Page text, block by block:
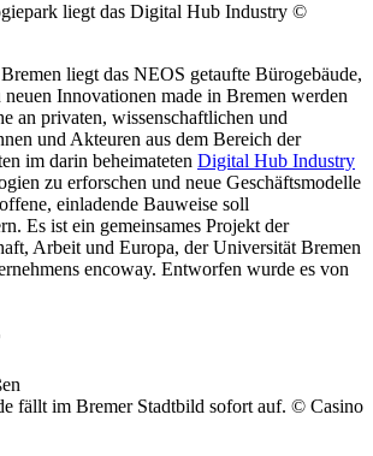
liegt das Digital Hub Industry ©
liegt das NEOS getaufte Bürogebäude,
Innovationen made in Bremen werden
an privaten, wissenschaftlichen und
und Akteuren aus dem Bereich der
im darin beheimateten Digital Hub Industry
zu erforschen und neue Geschäftsmodelle
einladende Bauweise soll
Es ist ein gemeinsames Projekt der
Arbeit und Europa, der Universität Bremen
encoway. Entworfen wurde es von
fällt im Bremer Stadtbild sofort auf. © Casino